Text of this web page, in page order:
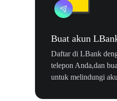
Buat akun
Daftar di LBank
telepon Anda,dan
untuk melindungi